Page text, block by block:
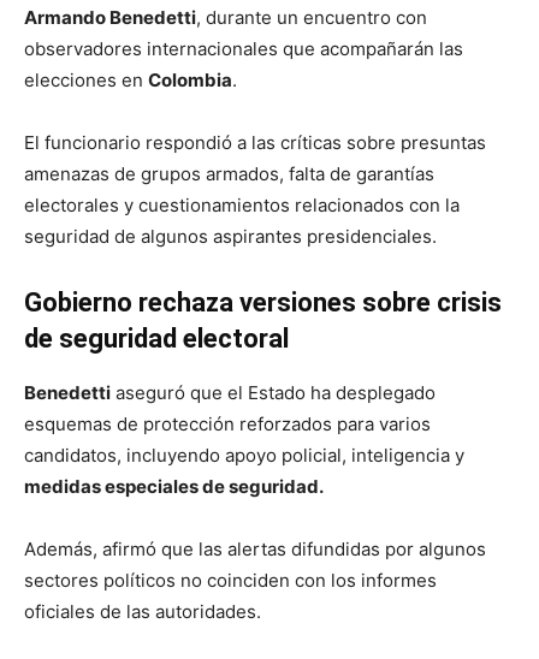
Armando Benedetti, durante un encuentro con
observadores internacionales que acompañarán las
elecciones en Colombia.
El funcionario respondió a las críticas sobre presuntas
amenazas de grupos armados, falta de garantías
electorales y cuestionamientos relacionados con la
seguridad de algunos aspirantes presidenciales.
Gobierno rechaza versiones sobre crisis
de seguridad electoral
Benedetti aseguró que el Estado ha desplegado
esquemas de protección reforzados para varios
candidatos, incluyendo apoyo policial, inteligencia y
medidas especiales de seguridad.
Además, afirmó que las alertas difundidas por algunos
sectores políticos no coinciden con los informes
oficiales de las autoridades.